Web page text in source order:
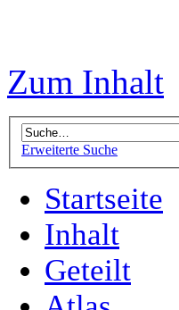
Zum Inhalt
Erweiterte Suche
Startseite
Inhalt
Geteilt